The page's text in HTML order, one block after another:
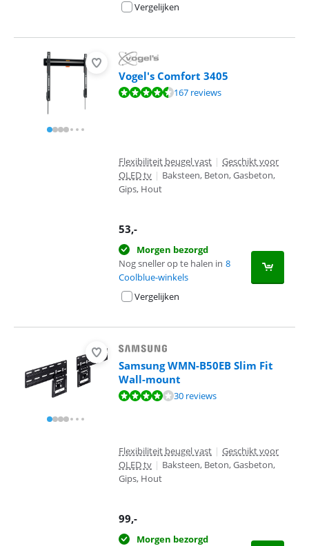
Vergelijken
Vogel's Comfort 3405
Beoordeling is 8,7 van de 10, gebaseerd op 167 reviews.
167 reviews
Flexibiliteit beugel vast | Geschikt voor
OLED tv | Baksteen, Beton, Gasbeton,
Gips, Hout
53,-
Morgen bezorgd
Nog sneller op te halen in 8
Coolblue-winkels
Vergelijken
Samsung WMN-B50EB Slim Fit
Wall-mount
Beoordeling is 8,4 van de 10, gebaseerd op 30 reviews.
30 reviews
Flexibiliteit beugel vast | Geschikt voor
OLED tv | Baksteen, Beton, Gasbeton,
Gips, Hout
99,-
Morgen bezorgd